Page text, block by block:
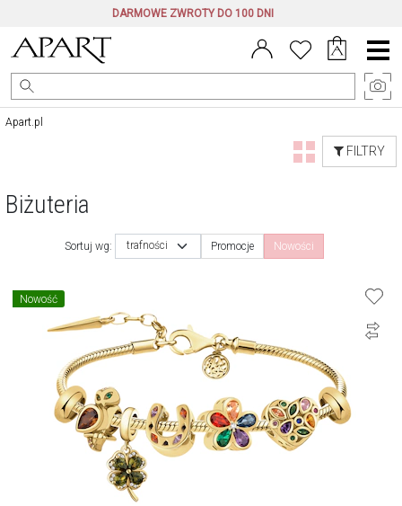
DARMOWE ZWROTY DO 100 DNI
Menu
główne
Apart.pl
FILTRY
Biżuteria
Sortuj wg: trafności Promocje Nowości
Nowość